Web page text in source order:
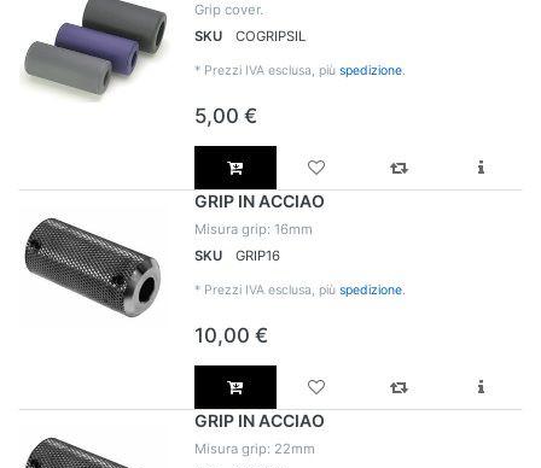
Grip cover.
SKU
COGRIPSIL
* Prezzi IVA esclusa, più spedizione.
5,00 €
GRIP IN ACCIAO
Misura grip: 16mm
SKU
GRIP16
* Prezzi IVA esclusa, più spedizione.
10,00 €
GRIP IN ACCIAO
Misura grip: 22mm